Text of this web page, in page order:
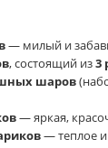
— милый и
, состоящий из3
шаров
— яркая,
— теплое и